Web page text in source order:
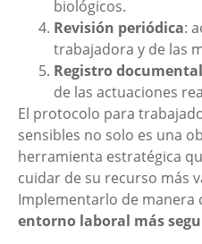
biológicos.
Revisión periódica:
trabajadora y de las
Registro documental
de las actuaciones
El protocolo para
sensibles no solo es una
herramienta estratégica
cuidar de su recurso más
Implementarlo de manera
entorno laboral más